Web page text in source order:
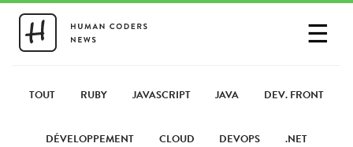
☰
PARTAGER UN LIEN
TOUT RUBY JAVASCRIPT JAVA DEV. FRONT
DÉVELOPPEMENT CLOUD DEVOPS .NET